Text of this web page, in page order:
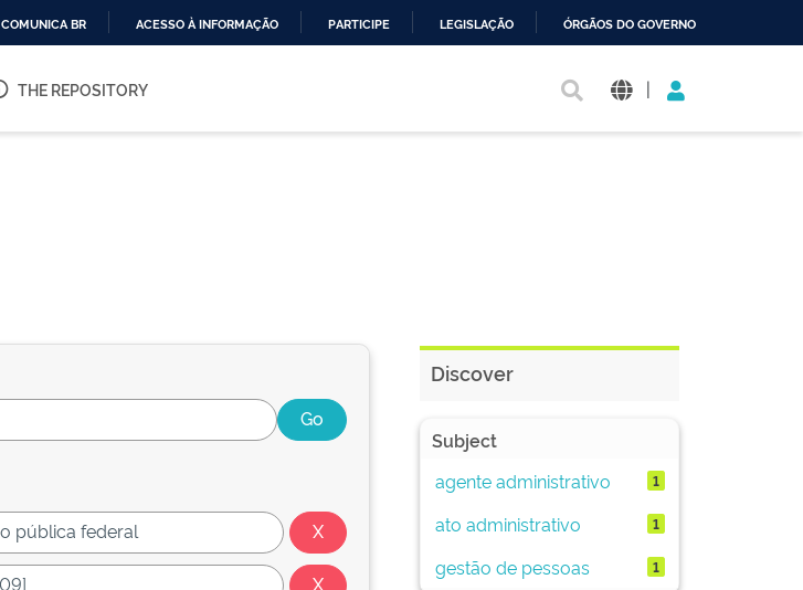
O
COMUNICA BR ACESSO À INFORMAÇÃO PARTICIPE LEGISLAÇÃO ÓRGÃOS DO GOVERNO
THE REPOSITORY |
Discover
Subject
agente administrativo
1
ato administrativo 1
gestão de pessoas 1